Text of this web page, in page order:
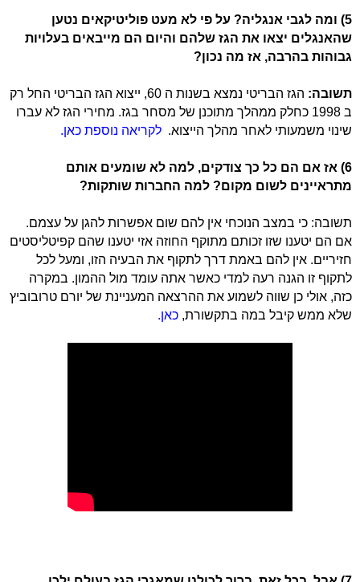
5) ומה לגבי אנגליה? על פי לא מעט פוליטיקאים נטען
שהאנגלים יצאו את הגז שלהם והיום הם מייבאים בעלויות
גבוהות בהרבה, אז מה נכון?
תשובה:
הגז הבריטי נמצא בשנות ה 60, ייצוא הגז הבריטי החל רק
ב 1998 כחלק ממהלך מתוכנן של מסחר בגז. מחירי הגז לא עברו
שינוי משמעותי לאחר מהלך הייצוא. לקריאה נוספת כאן.
6) אז אם הם כל כך צודקים, למה לא שומעים אותם
מתראיינים לשום מקום? למה החברות שותקות?
תשובה: כי במצב הנוכחי אין להם שום אפשרות להגן על עצמם.
אם הם יטענו שזו זכותם מתוקף החוזה אזי יטענו שהם קפיטליסטים
חזיריים. אין להם באמת דרך לתקוף את הבעיה הזו, ומעל לכל
לתקוף זו הגנה רעה למדי כאשר אתה עומד מול ההמון. במקרה
כזה, אולי כן שווה לשמוע את ההרצאה המעניינת של יורם טרובוביץ
שלא ממש קיבל במה בתקשורת, כאן.